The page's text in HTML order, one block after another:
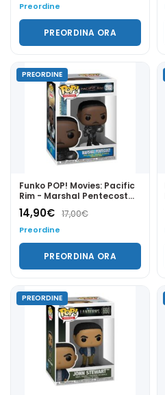
Preordine
PREORDINA ORA
PREORDINE
Funko POP! Movies: Pacific
Rim - Marshal Pentecost
2102
14,90€ 17,00€
Preordine
PREORDINA ORA
PREORDINE